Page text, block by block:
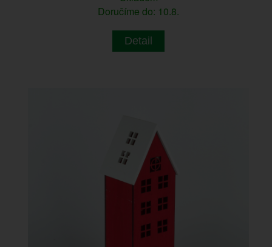
Doručíme do: 10.8.
Detail